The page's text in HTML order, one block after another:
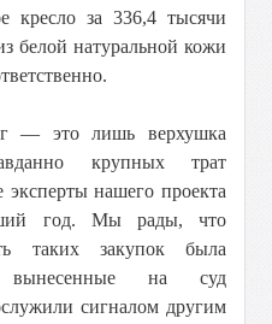
кресло за 336,4 тысячи
белой натуральной кожи
— это лишь верхушка
крупных трат
нашего проекта
год. Мы рады, что
таких закупок была
на суд
сигналом другим